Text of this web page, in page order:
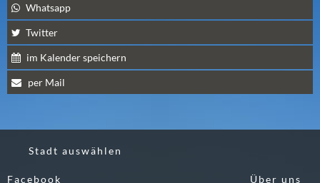
S
A
M
S
T
A
(
Whatsapp
Twitter
im Kalender speichern
per Mail
Stadt auswählen
Facebook Über uns